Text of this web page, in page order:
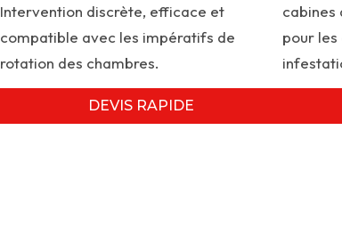
Intervention discrète, efficace et
compatible avec les impératifs de
rotation des chambres.
DEVIS RAPIDE
cabines
pour